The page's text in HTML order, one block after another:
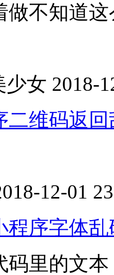
做不知道
少女 2018-
二维码返回
12-01
程序字体乱
码里的文